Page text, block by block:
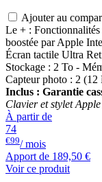
Ajouter au
Le + :
boostée par Apple
Écran tactile Ultra
Stockage : 2 To -
Capteur photo : 2 (12
Inclus : Garantie
Clavier et stylet
À partir de
74
€99/ mois
Apport de 189,50 €
Voir ce produit